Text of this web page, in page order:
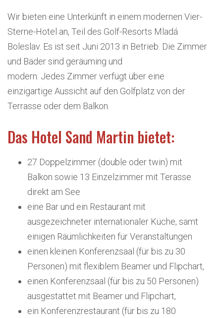
Wir bieten eine Unterkünft in einem modernen Vier-
Sterne-Hotel an, Teil des Golf-Resorts Mladá
Boleslav. Es ist seit Juni 2013 in Betrieb. Die Zimmer
und Bäder sind geräuming und
modern. Jedes Zimmer verfügt über eine
einzigartige Aussicht auf den Golfplatz von der
Terrasse oder dem Balkon.
Das Hotel Sand Martin bietet:
27 Doppelzimmer (double oder twin) mit
Balkon sowie 13 Einzelzimmer mit Terasse
direkt am See
eine Bar und ein Restaurant mit
ausgezeichneter internationaler Küche, samt
einigen Räumlichkeiten für Veranstaltungen
einen kleinen Konferenzsaal (für bis zu 30
Personen) mit flexiblem Beamer und Flipchart,
einen Konferenzsaal (für bis zu 50 Personen)
ausgestattet mit Beamer und Flipchart,
ein Konferenzrestaurant (für bis zu 180